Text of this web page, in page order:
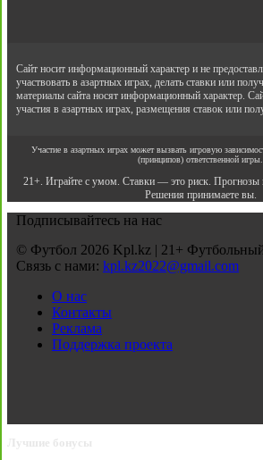
Сайт носит информационный характер и не
участвовать в азартных играх, делать ставки или
материалы сайта носят информационный характер.
участия в азартных играх, размещения ставок или
Участие в азартных играх может вызвать игровую
(принципов) ответственной игры.
21+. Играйте с умом. Ставки — это риск. Прогнозы
Решения принимаете вы.
Подписывайтесь на нас
© Футбол 2026 Kpl.kz | 21+ Футбольный
Связь с нами: kpl.kz2022@gmail.com
О нас
Контакты
Реклама
Поддержка проекта
Лучшие бонусы